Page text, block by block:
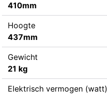
410mm
Hoogte
437mm
Gewicht
21 kg
Elektrisch vermogen (watt)